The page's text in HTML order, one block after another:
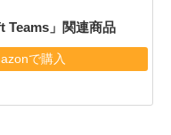
Teams」関連商品
で購入